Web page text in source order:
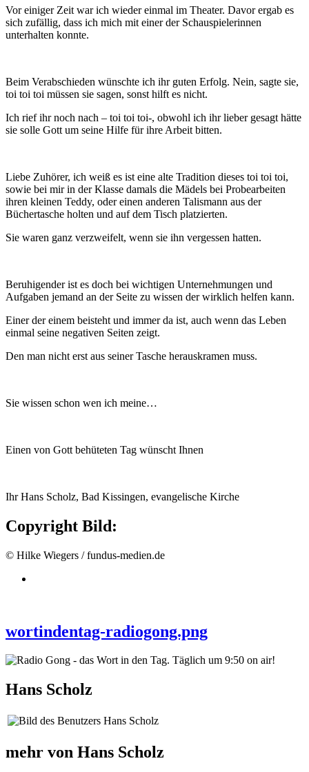
Vor einiger Zeit war ich wieder einmal im Theater. Davor ergab es
sich zufällig, dass ich mich mit einer der Schauspielerinnen
unterhalten konnte.
Beim Verabschieden wünschte ich ihr guten Erfolg. Nein, sagte sie,
toi toi toi müssen sie sagen, sonst hilft es nicht.
Ich rief ihr noch nach – toi toi toi-, obwohl ich ihr lieber gesagt hätte
sie solle Gott um seine Hilfe für ihre Arbeit bitten.
Liebe Zuhörer, ich weiß es ist eine alte Tradition dieses toi toi toi,
sowie bei mir in der Klasse damals die Mädels bei Probearbeiten
ihren kleinen Teddy, oder einen anderen Talismann aus der
Büchertasche holten und auf dem Tisch platzierten.
Sie waren ganz verzweifelt, wenn sie ihn vergessen hatten.
Beruhigender ist es doch bei wichtigen Unternehmungen und
Aufgaben jemand an der Seite zu wissen der wirklich helfen kann.
Einer der einem beisteht und immer da ist, auch wenn das Leben
einmal seine negativen Seiten zeigt.
Den man nicht erst aus seiner Tasche herauskramen muss.
Sie wissen schon wen ich meine…
Einen von Gott behüteten Tag wünscht Ihnen
Ihr Hans Scholz, Bad Kissingen, evangelische Kirche
Copyright Bild:
© Hilke Wiegers / fundus-medien.de
wortindentag-radiogong.png
Hans Scholz
mehr von Hans Scholz